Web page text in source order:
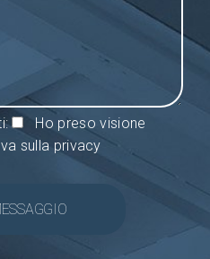
Ho preso visione
sulla privacy